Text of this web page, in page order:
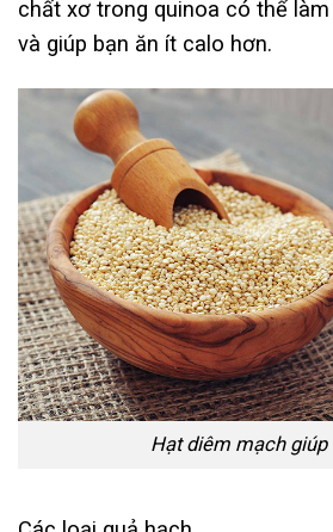
chất xơ trong quinoa có thể
và giúp bạn ăn ít calo hơn.
Hạt diêm mạch giúp